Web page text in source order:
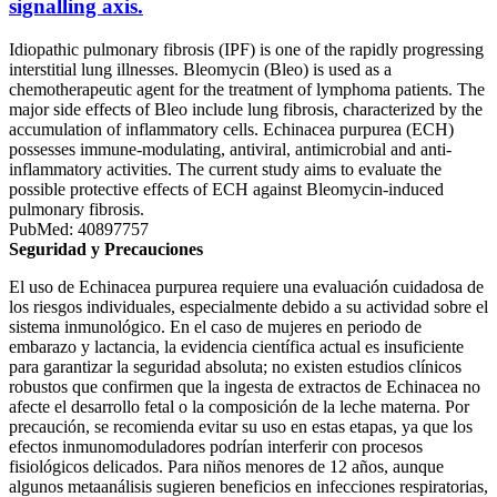
signalling axis.
Idiopathic pulmonary fibrosis (IPF) is one of the rapidly progressing
interstitial lung illnesses. Bleomycin (Bleo) is used as a
chemotherapeutic agent for the treatment of lymphoma patients. The
major side effects of Bleo include lung fibrosis, characterized by the
accumulation of inflammatory cells. Echinacea purpurea (ECH)
possesses immune-modulating, antiviral, antimicrobial and anti-
inflammatory activities. The current study aims to evaluate the
possible protective effects of ECH against Bleomycin-induced
pulmonary fibrosis.
PubMed: 40897757
Seguridad y Precauciones
El uso de Echinacea purpurea requiere una evaluación cuidadosa de
los riesgos individuales, especialmente debido a su actividad sobre el
sistema inmunológico. En el caso de mujeres en periodo de
embarazo y lactancia, la evidencia científica actual es insuficiente
para garantizar la seguridad absoluta; no existen estudios clínicos
robustos que confirmen que la ingesta de extractos de Echinacea no
afecte el desarrollo fetal o la composición de la leche materna. Por
precaución, se recomienda evitar su uso en estas etapas, ya que los
efectos inmunomoduladores podrían interferir con procesos
fisiológicos delicados. Para niños menores de 12 años, aunque
algunos metaanálisis sugieren beneficios en infecciones respiratorias,